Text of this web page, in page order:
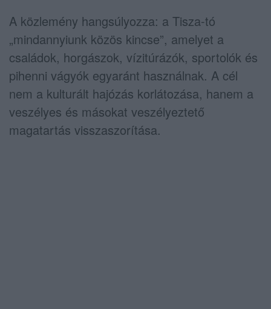
A közlemény hangsúlyozza: a Tisza-tó
„mindannyiunk közös kincse”, amelyet a
családok, horgászok, vízitúrázók, sportolók és
pihenni vágyók egyaránt használnak. A cél
nem a kulturált hajózás korlátozása, hanem a
veszélyes és másokat veszélyeztető
magatartás visszaszorítása.